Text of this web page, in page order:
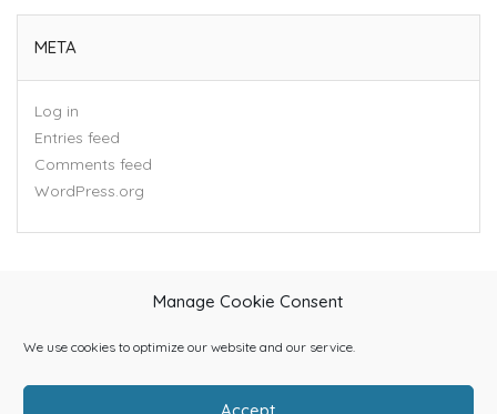
Manage Cookie Consent
We use cookies to optimize our website and our service.
Accept
META
Log in
Entries feed
Comments feed
WordPress.org